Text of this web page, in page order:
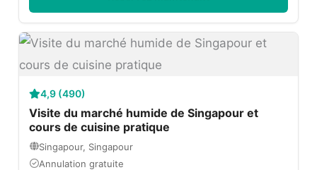
4,9 (490)
Visite du marché humide de Singapour et
cours de cuisine pratique
Singapour, Singapour
Annulation gratuite